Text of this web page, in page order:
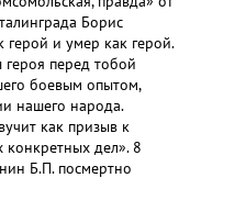
Борис
и умер как герой.
героя перед тобой
боевым опытом,
нашего народа.
как призыв к
дел». 8
Б.П. посмертно